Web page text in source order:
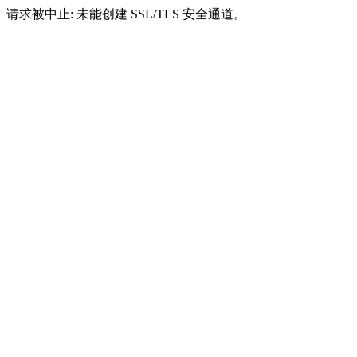
请求被中止: 未能创建 SSL/TLS 安全通道。